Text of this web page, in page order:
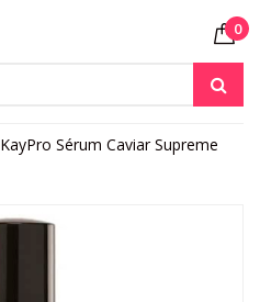
0
KayPro Sérum Caviar Supreme